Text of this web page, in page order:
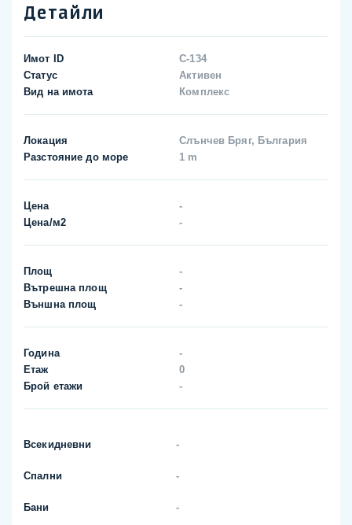
Детайли
Имот ID
C-134
Статус
Активен
Вид на имота
Комплекс
Локация
Слънчев Бряг, България
Разстояние до море
1 m
Цена
-
Цена/м2
-
Площ
-
Вътрешна площ
-
Външна площ
-
Година
-
Етаж
0
Брой етажи
-
Всекидневни -
Спални -
Бани -